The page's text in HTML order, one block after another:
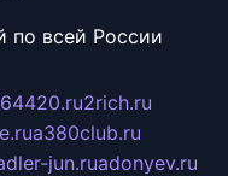
по всей России
2rich.ru
a380club.ru
jun.ruadonyev.ru